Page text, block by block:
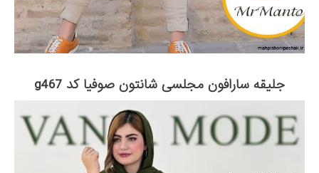
جلیقه سارافون مجلسی شانتون صوفیا کد g467